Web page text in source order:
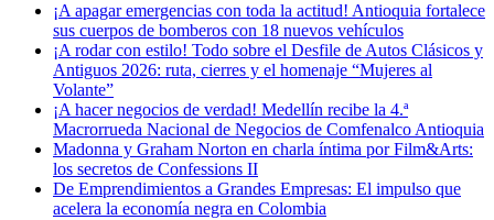
¡A apagar emergencias con toda la actitud! Antioquia fortalece
sus cuerpos de bomberos con 18 nuevos vehículos
¡A rodar con estilo! Todo sobre el Desfile de Autos Clásicos y
Antiguos 2026: ruta, cierres y el homenaje “Mujeres al
Volante”
¡A hacer negocios de verdad! Medellín recibe la 4.ª
Macrorrueda Nacional de Negocios de Comfenalco Antioquia
Madonna y Graham Norton en charla íntima por Film&Arts:
los secretos de Confessions II
De Emprendimientos a Grandes Empresas: El impulso que
acelera la economía negra en Colombia